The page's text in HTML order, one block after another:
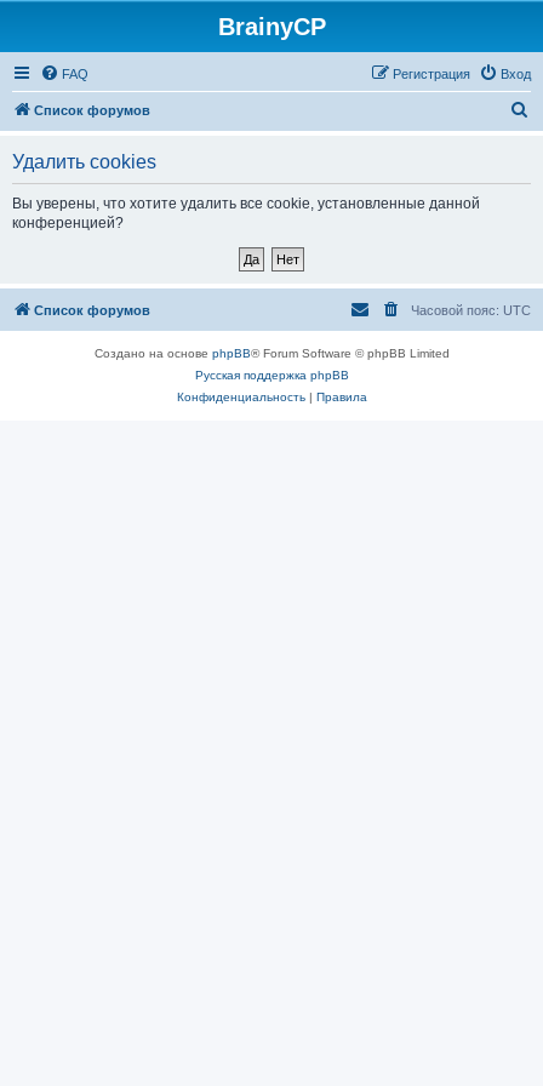
BrainyCP
FAQ Вход
Регистрация
Список форумов
Удалить cookies
Вы уверены, что хотите удалить все cookie, установленные данной
конференцией?
Список форумов Часовой пояс: UTC
Создано на основе phpBB® Forum Software © phpBB Limited
Русская поддержка phpBB
Конфиденциальность| Правила